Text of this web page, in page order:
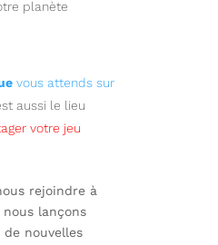
planète
vous attends sur
aussi le lieu
votre jeu
rejoindre à
lançons
nouvelles